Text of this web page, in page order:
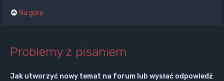
Na górę
Problemy z pisaniem
Jak utworzyć nowy temat na forum lub wysłać odpowiedź